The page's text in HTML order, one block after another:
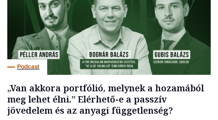
Podcast
„Van akkora portfólió, melynek a hozamából
meg lehet élni.” Elérhető-e a passzív
jövedelem és az anyagi függetlenség?